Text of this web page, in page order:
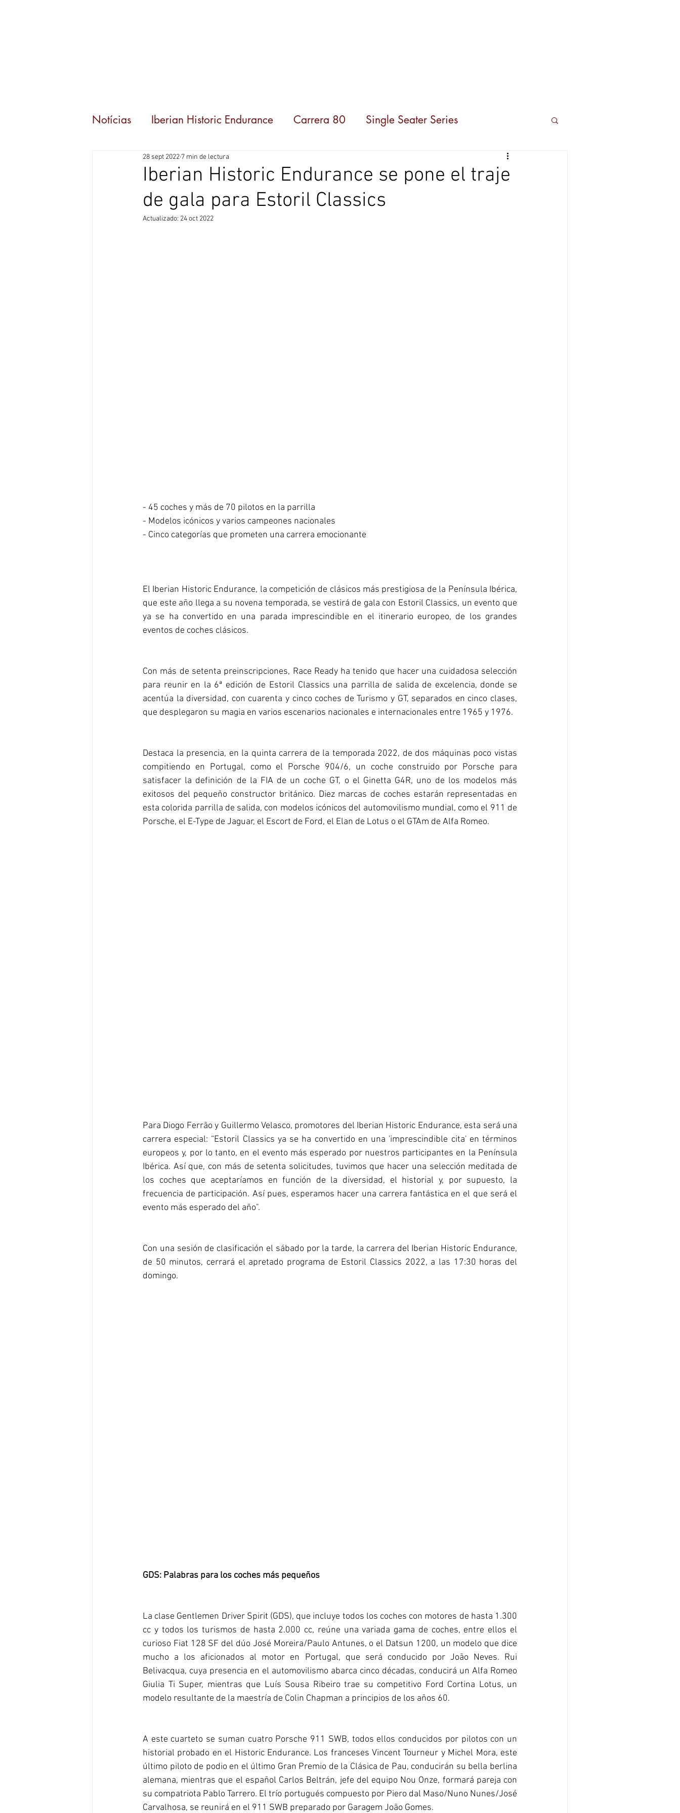
Notícias Iberian Historic Endurance Carrera 80 Single Seater Series
Iberian Historic Endurance se pone el traje
de gala para Estoril Classics
28 sept 2022 7 min de lectura
Actualizado: 24 oct 2022
- 45 coches y más de 70 pilotos en la parrilla
- Modelos icónicos y varios campeones nacionales
- Cinco categorías que prometen una carrera emocionante
El Iberian Historic Endurance, la competición de clásicos más prestigiosa de la Península Ibérica,
que este año llega a su novena temporada, se vestirá de gala con Estoril Classics, un evento que
ya se ha convertido en una parada imprescindible en el itinerario europeo, de los grandes
eventos de coches clásicos.
Con más de setenta preinscripciones, Race Ready ha tenido que hacer una cuidadosa selección
para reunir en la 6ª edición de Estoril Classics una parrilla de salida de excelencia, donde se
acentúa la diversidad, con cuarenta y cinco coches de Turismo y GT, separados en cinco clases,
que desplegaron su magia en varios escenarios nacionales e internacionales entre 1965 y 1976.
Destaca la presencia, en la quinta carrera de la temporada 2022, de dos máquinas poco vistas
compitiendo en Portugal, como el Porsche 904/6, un coche construido por Porsche para
satisfacer la definición de la FIA de un coche GT, o el Ginetta G4R, uno de los modelos más
exitosos del pequeño constructor británico. Diez marcas de coches estarán representadas en
esta colorida parrilla de salida, con modelos icónicos del automovilismo mundial, como el 911 de
Porsche, el E-Type de Jaguar, el Escort de Ford, el Elan de Lotus o el GTAm de Alfa Romeo.
Para Diogo Ferrão y Guillermo Velasco, promotores del Iberian Historic Endurance, esta será una
carrera especial: “Estoril Classics ya se ha convertido en una 'imprescindible cita' en términos
europeos y, por lo tanto, en el evento más esperado por nuestros participantes en la Península
Ibérica. Así que, con más de setenta solicitudes, tuvimos que hacer una selección meditada de
los coches que aceptaríamos en función de la diversidad, el historial y, por supuesto, la
frecuencia de participación. Así pues, esperamos hacer una carrera fantástica en el que será el
evento más esperado del año".
Con una sesión de clasificación el sábado por la tarde, la carrera del Iberian Historic Endurance,
de 50 minutos, cerrará el apretado programa de Estoril Classics 2022, a las 17:30 horas del
domingo.
GDS: Palabras para los coches más pequeños
La clase Gentlemen Driver Spirit (GDS), que incluye todos los coches con motores de hasta 1.300
cc y todos los turismos de hasta 2.000 cc, reúne una variada gama de coches, entre ellos el
curioso Fiat 128 SF del dúo José Moreira/Paulo Antunes, o el Datsun 1200, un modelo que dice
mucho a los aficionados al motor en Portugal, que será conducido por João Neves. Rui
Belivacqua, cuya presencia en el automovilismo abarca cinco décadas, conducirá un Alfa Romeo
Giulia Ti Super, mientras que Luís Sousa Ribeiro trae su competitivo Ford Cortina Lotus, un
modelo resultante de la maestría de Colin Chapman a principios de los años 60.
A este cuarteto se suman cuatro Porsche 911 SWB, todos ellos conducidos por pilotos con un
historial probado en el Historic Endurance. Los franceses Vincent Tourneur y Michel Mora, este
último piloto de podio en el último Gran Premio de la Clásica de Pau, conducirán su bella berlina
alemana, mientras que el español Carlos Beltrán, jefe del equipo Nou Onze, formará pareja con
su compatriota Pablo Tarrero. El trío portugués compuesto por Piero dal Maso/Nuno Nunes/José
Carvalhosa, se reunirá en el 911 SWB preparado por Garagem João Gomes.